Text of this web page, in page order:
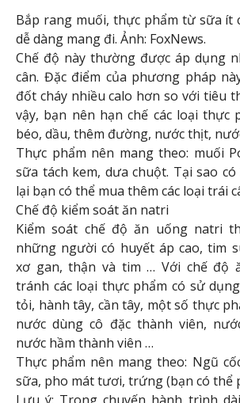
Bắp rang muối, thực phẩm từ sữa ít
dễ dàng mang đi. Ảnh: FoxNews.
Chế độ này thường được áp dụng
cân. Đặc điểm của phương pháp
đốt cháy nhiều calo hơn so với tiêu
vậy, bạn nên hạn chế các loại thực
béo, dầu, thêm đường, nước thịt,
Thực phẩm nên mang theo: muối
sữa tách kem, dưa chuột. Tại sao
lại bạn có thể mua thêm các loại trái
Chế độ kiểm soát ăn natri
Kiểm soát chế độ ăn uống natri
những người có huyết áp cao, tim
xơ gan, thận và tim … Với chế độ
tránh các loại thực phẩm có sử
tỏi, hành tây, cần tây, một số thực
nước dùng cô đặc thành viên,
nước hầm thành viên …
Thực phẩm nên mang theo: Ngũ
sữa, pho mát tươi, trứng (bạn có thể